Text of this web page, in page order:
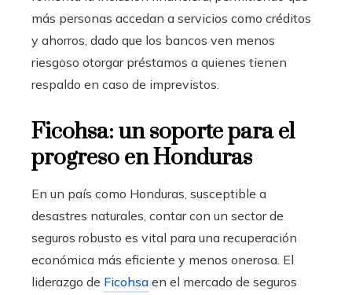
más personas accedan a servicios como créditos
y ahorros, dado que los bancos ven menos
riesgoso otorgar préstamos a quienes tienen
respaldo en caso de imprevistos.
Ficohsa: un soporte para el
progreso en Honduras
En un país como Honduras, susceptible a
desastres naturales, contar con un sector de
seguros robusto es vital para una recuperación
económica más eficiente y menos onerosa. El
liderazgo de Ficohsa en el mercado de seguros